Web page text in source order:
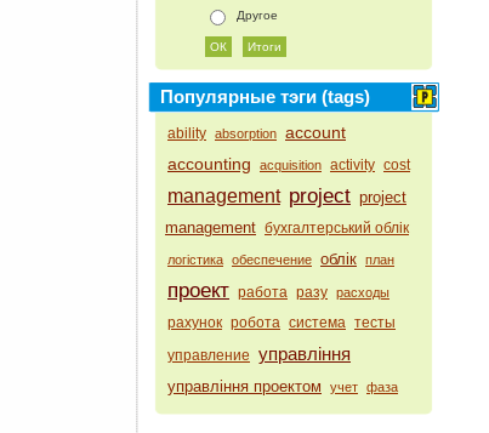
Другое
Популярные тэги (tags)
ability absorption account
accounting
acquisition activity cost
management project project
management бухгалтерський облік
логістика обеспечение облік план
проект работа разу расходы
рахунок робота система тесты
управление управління
управління проектом учет фаза